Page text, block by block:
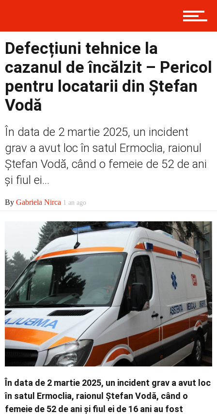
Social
Economic
Contact
Defecțiuni tehnice la
cazanul de încălzit – Pericol
pentru locatarii din Ștefan
Vodă
În data de 2 martie 2025, un incident
grav a avut loc în satul Ermoclia, raionul
Ștefan Vodă, când o femeie de 52 de ani
și fiul ei...
By Gabriela Nirca 1 an ago
În data de 2 martie 2025, un incident grav a avut loc
în satul Ermoclia, raionul Ștefan Vodă, când o
femeie de 52 de ani și fiul ei de 16 ani au fost